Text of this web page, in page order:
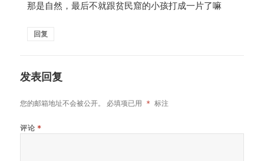
那是自然，最后不就跟贫民窟的小孩打成一片了嘛
回复
发表回复
您的邮箱地址不会被公开。 必填项已用 * 标注
评论 *